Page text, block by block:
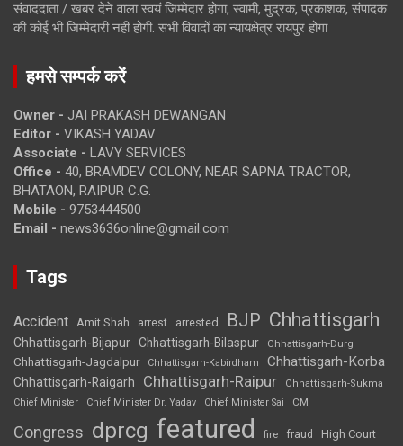
संवाददाता / खबर देने वाला स्वयं जिम्मेदार होगा, स्वामी, मुद्रक, प्रकाशक, संपादक
की कोई भी जिम्मेदारी नहीं होगी. सभी विवादों का न्यायक्षेत्र रायपुर होगा
हमसे सम्पर्क करें
Owner - JAI PRAKASH DEWANGAN
Editor - VIKASH YADAV
Associate - LAVY SERVICES
Office - 40, BRAMDEV COLONY, NEAR SAPNA TRACTOR,
BHATAON, RAIPUR C.G.
Mobile - 9753444500
Email - news3636online@gmail.com
Tags
Accident Amit Shah arrest arrested BJP Chhattisgarh
Chhattisgarh-Bijapur Chhattisgarh-Bilaspur Chhattisgarh-Durg
Chhattisgarh-Jagdalpur Chhattisgarh-Kabirdham Chhattisgarh-Korba
Chhattisgarh-Raigarh Chhattisgarh-Raipur
Chhattisgarh-Sukma
Chief Minister
Chief Minister Dr. Yadav Chief Minister Sai CM
Congress dprcg featured fire fraud High Court